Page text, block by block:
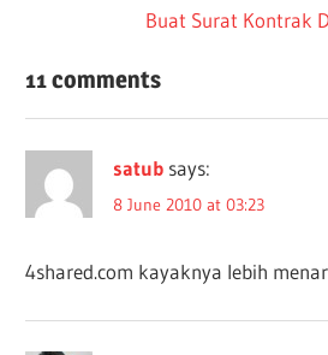
navigation
Next
Buat Surat Kontrak
11 comments
satub says:
8 June 2010 at 03:23
4shared.com kayaknya lebih